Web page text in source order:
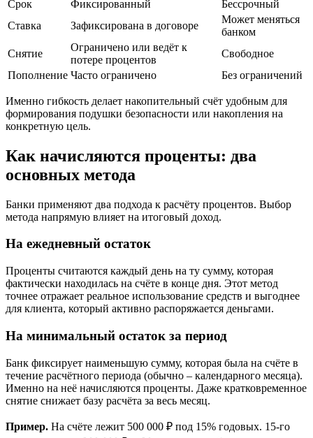
Срок
Фиксированный
Бессрочный
Ставка
Зафиксирована в договоре
Может меняться
банком
Снятие
Ограничено или ведёт к
потере процентов
Свободное
Пополнение Часто ограничено Без ограничений
Именно гибкость делает накопительный счёт удобным для
формирования подушки безопасности или накопления на
конкретную цель.
Как начисляются проценты: два
основных метода
Банки применяют два подхода к расчёту процентов. Выбор
метода напрямую влияет на итоговый доход.
На ежедневный остаток
Проценты считаются каждый день на ту сумму, которая
фактически находилась на счёте в конце дня. Этот метод
точнее отражает реальное использование средств и выгоднее
для клиента, который активно распоряжается деньгами.
На минимальный остаток за период
Банк фиксирует наименьшую сумму, которая была на счёте в
течение расчётного периода (обычно – календарного месяца).
Именно на неё начисляются проценты. Даже кратковременное
снятие снижает базу расчёта за весь месяц.
Пример. На счёте лежит 500 000 ₽ под 15% годовых. 15-го